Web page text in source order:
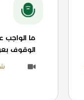
ما الواجب
الوقوف